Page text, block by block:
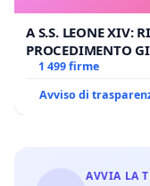
A S.S. LEONE XIV:
PROCEDIMENTO
BENEDETTO XVI
1 499 firme
Avviso di
AVVIA LA